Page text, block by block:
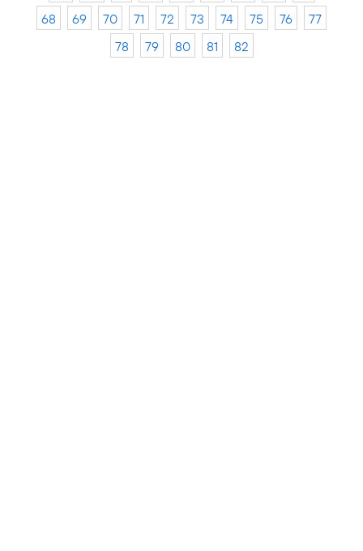
68
69 70 71 72 73 74 75 76
77
78
79 80 81 82